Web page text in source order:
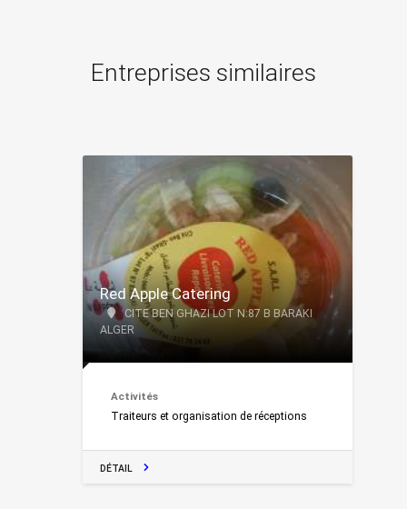
Entreprises similaires
Red Apple Catering
CITE BEN GHAZI LOT N:87 B BARAKI
ALGER
Activités
Traiteurs et organisation de réceptions
DÉTAIL